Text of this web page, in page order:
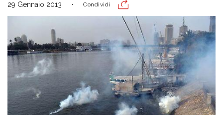
29 Gennaio 2013 Condividi